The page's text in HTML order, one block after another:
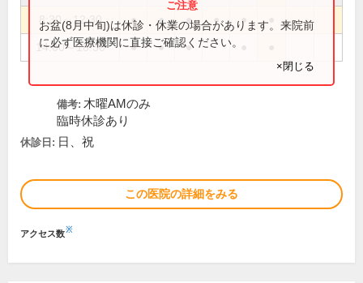
8:30～12:30 ● ● ● ● ●
14:00～18:30 ● ● ●
お盆(8月中旬)は休診・休業の場合があります。来院前
に必ず医療機関に直接ご確認ください。
×閉じる
備考: 木曜AMのみ
臨時休診あり
休診日: 日、祝
この医院の詳細をみる
アクセス数※